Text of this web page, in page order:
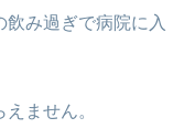
飲み過ぎで病院に入
ません。